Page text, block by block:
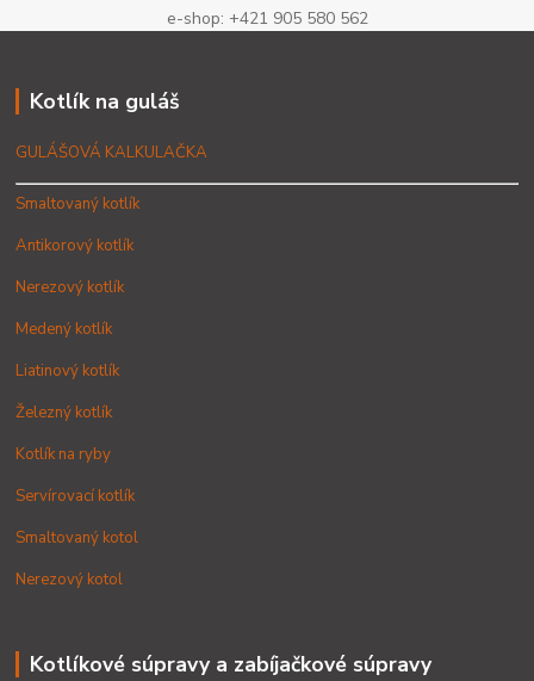
e-shop: +421 905 580 562
Kotlík na guláš
GULÁŠOVÁ KALKULAČKA
Smaltovaný kotlík
Antikorový kotlík
Nerezový kotlík
Medený kotlík
Liatinový kotlík
Železný kotlík
Kotlík na ryby
Servírovací kotlík
Smaltovaný kotol
Nerezový kotol
Kotlíkové súpravy a zabíjačkové súpravy